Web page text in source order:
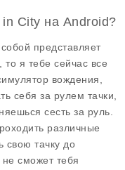
City на Android?
представляет
то я тебе сейчас все
вождения,
себя за рулем тачки,
сесть за руль.
различные
свою тачку до
сможет тебя